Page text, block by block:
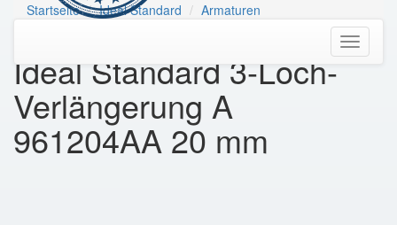
Toggle
Startseite Ideal Standard
Armaturen
Ideal Standard 3-Loch-
Verlängerung A
961204AA 20 mm